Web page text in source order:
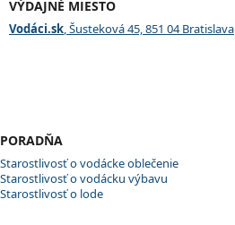
VÝDAJNÉ MIESTO
Vodáci.sk, Šusteková 45, 851 04 Bratislava
PORADŇA
Starostlivosť o vodácke oblečenie
Starostlivosť o vodácku výbavu
Starostlivosť o lode